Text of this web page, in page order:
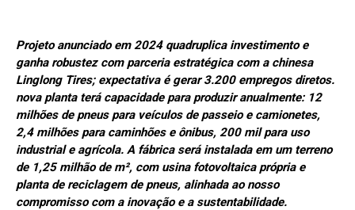
Projeto anunciado em 2024 quadruplica investimento e
ganha robustez com parceria estratégica com a chinesa
Linglong Tires; expectativa é gerar 3.200 empregos diretos.
nova planta terá capacidade para produzir anualmente: 12
milhões de pneus para veículos de passeio e camionetes,
2,4 milhões para caminhões e ônibus, 200 mil para uso
industrial e agrícola. A fábrica será instalada em um terreno
de 1,25 milhão de m², com usina fotovoltaica própria e
planta de reciclagem de pneus, alinhada ao nosso
compromisso com a inovação e a sustentabilidade.